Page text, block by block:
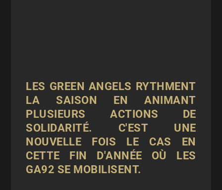
LES GREEN ANGELS RYTHMENT
LA SAISON EN ANIMANT
PLUSIEURS ACTIONS DE
SOLIDARITÉ. C'EST UNE
NOUVELLE FOIS LE CAS EN
CETTE FIN D'ANNÉE OÙ LES
GA92 SE MOBILISENT.